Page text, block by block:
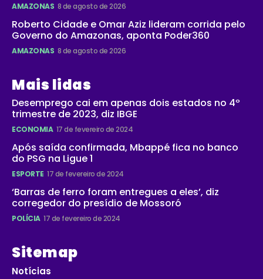
AMAZONAS 8 de agosto de 2026
Roberto Cidade e Omar Aziz lideram corrida pelo
Governo do Amazonas, aponta Poder360
AMAZONAS 8 de agosto de 2026
Mais lidas
Desemprego cai em apenas dois estados no 4º
trimestre de 2023, diz IBGE
ECONOMIA 17 de fevereiro de 2024
Após saída confirmada, Mbappé fica no banco
do PSG na Ligue 1
ESPORTE 17 de fevereiro de 2024
‘Barras de ferro foram entregues a eles’, diz
corregedor do presídio de Mossoró
POLÍCIA 17 de fevereiro de 2024
Sitemap
Notícias